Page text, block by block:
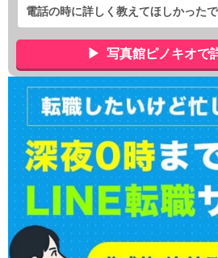
電話の時に詳しく教えてほしかった
写真館ピノキオで